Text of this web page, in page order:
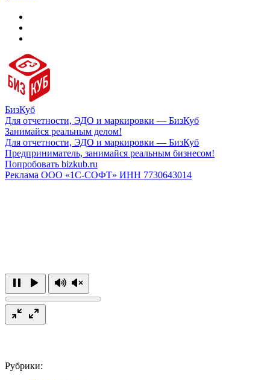
БизКуб
Для отчетности, ЭДО и маркировки — БизКуб
Занимайся реальным делом!
Для отчетности, ЭДО и маркировки — БизКуб
Предприниматель, занимайся реальным бизнесом!
Попробовать bizkub.ru
Реклама ООО «1С-СОФТ» ИНН 7730643014
Рубрики: